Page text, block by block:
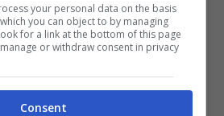
basandosi sull’ISEE del
agli utenti
attestazioni e all’INPS la
delle DSU.
your personal data on the basis
you can object to by managing
for a link at the bottom of this page
or withdraw consent in privacy
Consent